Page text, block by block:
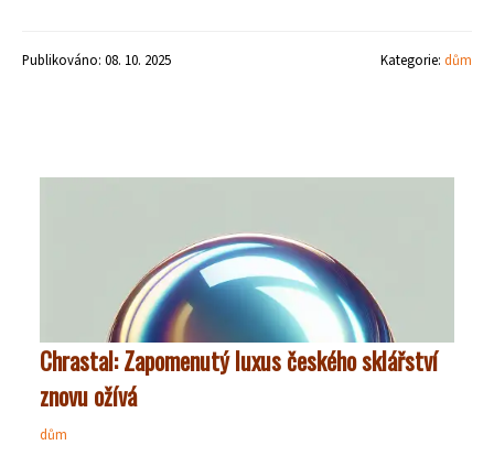
Publikováno: 08. 10. 2025 Kategorie: dům
Chrastal: Zapomenutý luxus českého sklářství
znovu ožívá
dům